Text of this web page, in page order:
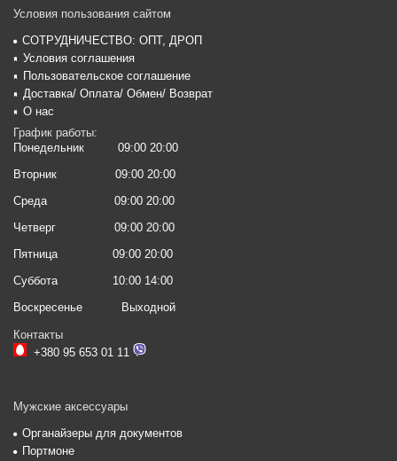
Условия пользования сайтом
СОТРУДНИЧЕСТВО: ОПТ, ДРОП
Условия соглашения
Пользовательское соглашение
Доставка/ Оплата/ Обмен/ Возврат
О нас
График работы:
Понедельник
09:00 20:00
Вторник
09:00 20:00
Среда
09:00 20:00
Четверг
09:00 20:00
Пятница
09:00 20:00
Суббота
10:00 14:00
Воскресенье
Выходной
Контакты
+380 95 653 01 11
Мужские аксессуары
Органайзеры для документов
Портмоне